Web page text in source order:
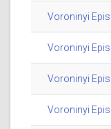
Voroninyi
Voroninyi
Voroninyi
Voroninyi